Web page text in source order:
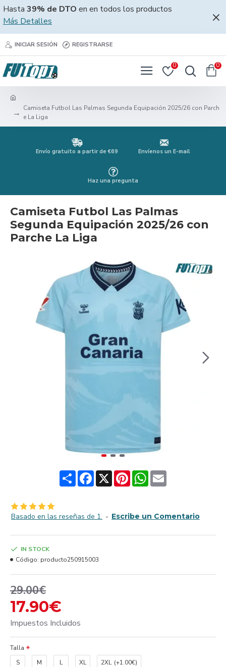
Hasta 39% de DTO en en todos los productos
Más Detalles
INICIAR SESIÓN REGISTRARSE
0 0
Camiseta Futbol Las Palmas Segunda Equipación 2025/26 con Parch
e La Liga
Envío gratuito a partir de €69 Envíenos un E-mail
Haz una pregunta
Camiseta Futbol Las Palmas
Segunda Equipación 2025/26 con
Parche La Liga
ShareFacebook
X PinterestWhatsApp
Email
Basado en las reseñas de 1. - Escribe un Comentario
17.90€
29.00€
Impuestos Incluidos
IN STOCK
Código: producto250915003
Talla
S
M L XL 2XL (+1.00€)